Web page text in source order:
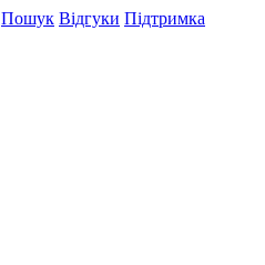
Пошук Відгуки Підтримка